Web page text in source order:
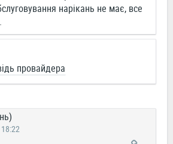
нарікань не має, все
провайдера